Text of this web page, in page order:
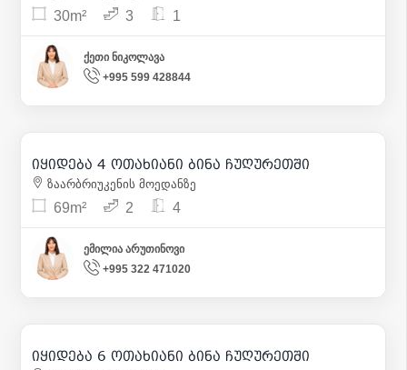
30m² 3 1
ქეთი ნიკოლავა
+995 599 428844
12
108 000 | m² 1 565
იყიდება 4 ოთახიანი ბინა ჩუღურეთში
ზაარბრიუკენის მოედანზე
69m² 2 4
ემილია არუთინოვი
+995 322 471020
39
175 000 | m² 1 017
იყიდება 6 ოთახიანი ბინა ჩუღურეთში